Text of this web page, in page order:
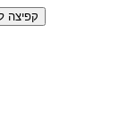
קפיצה